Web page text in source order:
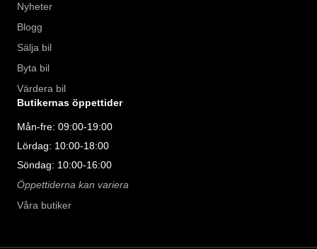
Nyheter
Blogg
Sälja bil
Byta bil
Värdera bil
Butikernas öppettider
Mån-fre: 09:00-19:00
Lördag: 10:00-18:00
Söndag: 10:00-16:00
Öppettiderna kan variera
Våra butiker